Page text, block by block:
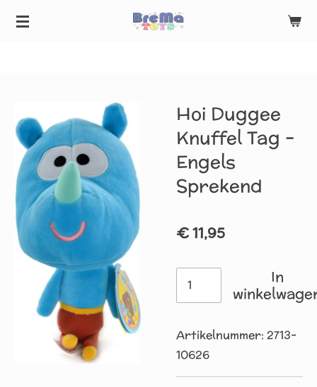
Ga*** Voor 14.00 uur besteld - vandaag vezonden ***
Hoi Duggee
Knuffel Tag –
Engels
Sprekend
€ 11,95
In
Artikelnummer: 2713-
10626